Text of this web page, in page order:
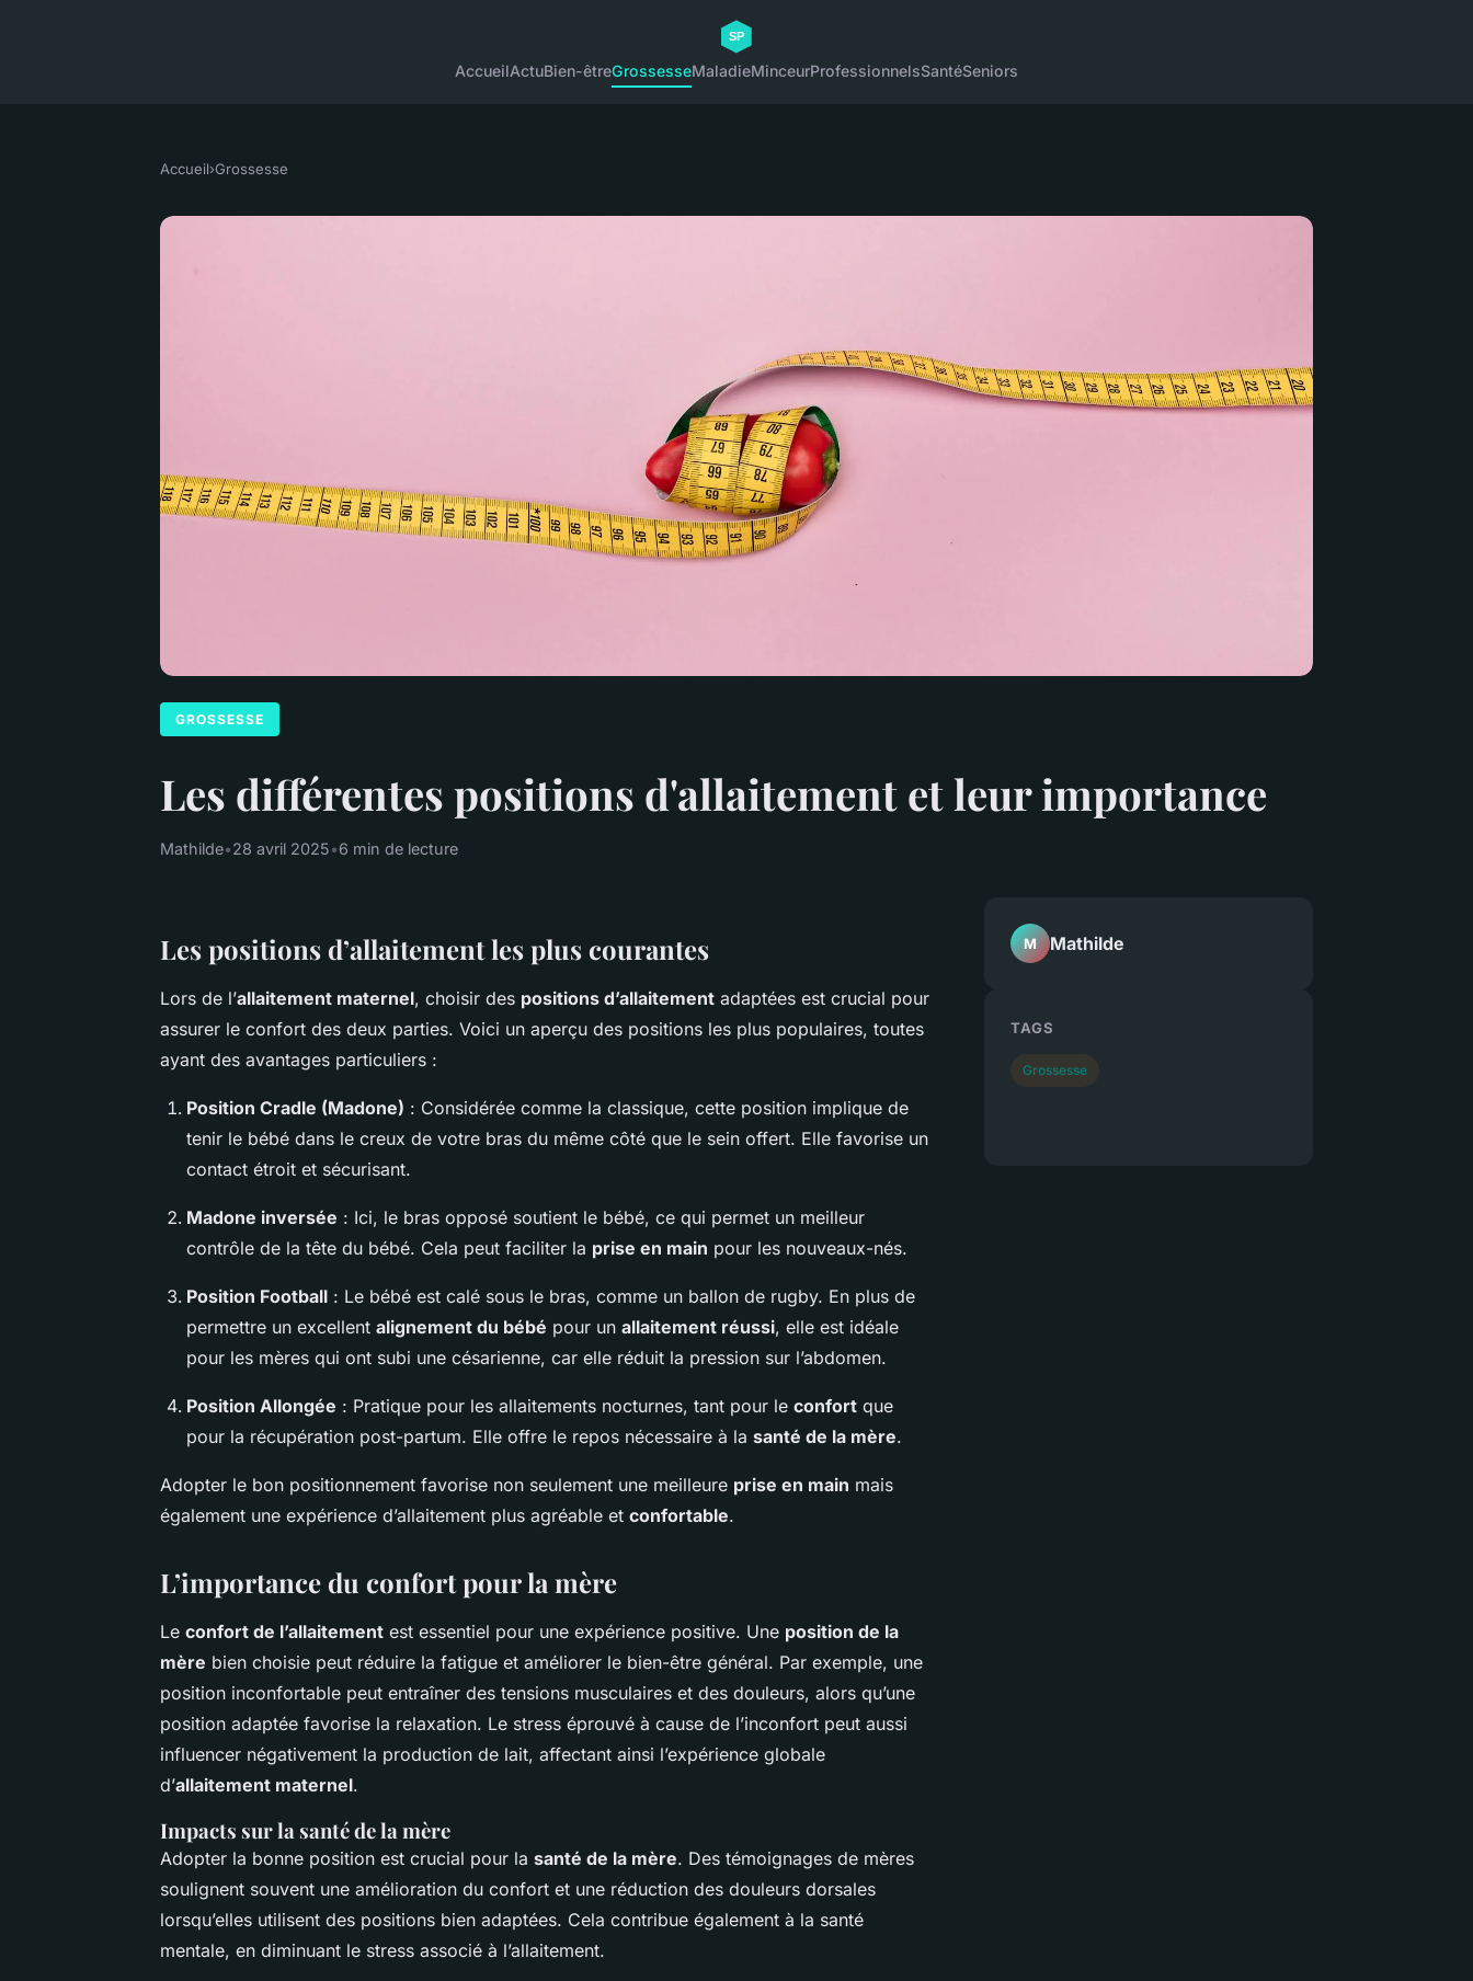
AccueilActuBien-êtreGrossesseMaladieMinceurProfessionnelsSantéSeniors
Accueil›Grossesse
GROSSESSE
Les différentes positions d'allaitement et leur importance
Mathilde•28 avril 2025•6 min de lecture
Les positions d’allaitement les plus courantes
Lors de l’allaitement maternel, choisir des positions d’allaitement adaptées est crucial pour
assurer le confort des deux parties. Voici un aperçu des positions les plus populaires, toutes
ayant des avantages particuliers :
Position Cradle (Madone) : Considérée comme la classique, cette position implique de
tenir le bébé dans le creux de votre bras du même côté que le sein offert. Elle favorise un
contact étroit et sécurisant.
Madone inversée : Ici, le bras opposé soutient le bébé, ce qui permet un meilleur
contrôle de la tête du bébé. Cela peut faciliter la prise en main pour les nouveaux-nés.
Position Football : Le bébé est calé sous le bras, comme un ballon de rugby. En plus de
permettre un excellent alignement du bébé pour un allaitement réussi, elle est idéale
pour les mères qui ont subi une césarienne, car elle réduit la pression sur l’abdomen.
Position Allongée : Pratique pour les allaitements nocturnes, tant pour le confort que
pour la récupération post-partum. Elle offre le repos nécessaire à la santé de la mère.
Adopter le bon positionnement favorise non seulement une meilleure prise en main mais
également une expérience d’allaitement plus agréable et confortable.
L’importance du confort pour la mère
Le confort de l’allaitement est essentiel pour une expérience positive. Une position de la
mère bien choisie peut réduire la fatigue et améliorer le bien-être général. Par exemple, une
position inconfortable peut entraîner des tensions musculaires et des douleurs, alors qu’une
position adaptée favorise la relaxation. Le stress éprouvé à cause de l’inconfort peut aussi
influencer négativement la production de lait, affectant ainsi l’expérience globale
d’allaitement maternel.
Impacts sur la santé de la mère
Adopter la bonne position est crucial pour la santé de la mère. Des témoignages de mères
soulignent souvent une amélioration du confort et une réduction des douleurs dorsales
lorsqu’elles utilisent des positions bien adaptées. Cela contribue également à la santé
mentale, en diminuant le stress associé à l’allaitement.
M Mathilde
TAGS
Grossesse